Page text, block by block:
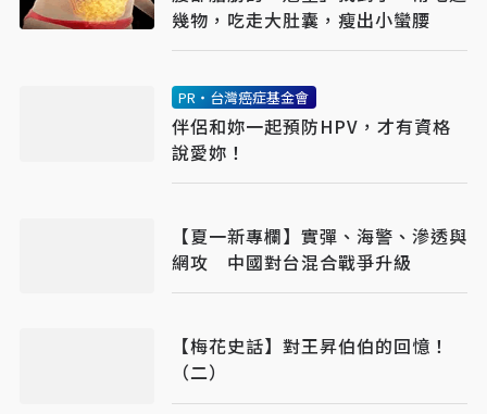
幾物，吃走大肚囊，瘦出小蠻腰
PR・台灣癌症基金會
伴侶和妳一起預防HPV，才有資格
說愛妳！
【夏一新專欄】實彈、海警、滲透與
網攻 中國對台混合戰爭升級
【梅花史話】對王昇伯伯的回憶！
（二）